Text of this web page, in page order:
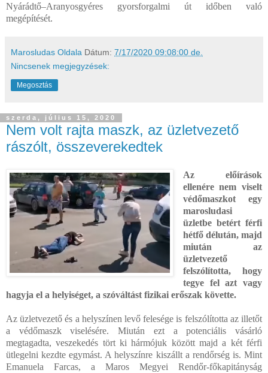
Nyárádtő–Aranyosgyéres gyorsforgalmi út időben való
megépítését.
Marosludas Oldala Dátum: 7/17/2020 09:08:00 de.
Nincsenek megjegyzések:
Megosztás
szerda, július 15, 2020
Nem volt rajta maszk, az üzletvezető
rászólt, összeverekedtek
Az előírások
ellenére nem viselt
védőmaszkot egy
marosludasi
üzletbe betért férfi
hétfő délután, majd
miután az
üzletvezető
felszólította, hogy
tegye fel azt vagy
hagyja el a helyiséget, a szóváltást fizikai erőszak követte.
Az üzletvezető és a helyszínen levő felesége is felszólította az illetőt
a védőmaszk viselésére. Miután ezt a potenciális vásárló
megtagadta, veszekedés tört ki hármójuk között majd a két férfi
ütlegelni kezdte egymást. A helyszínre kiszállt a rendőrség is. Mint
Emanuela Farcas, a Maros Megyei Rendőr-főkapitányság